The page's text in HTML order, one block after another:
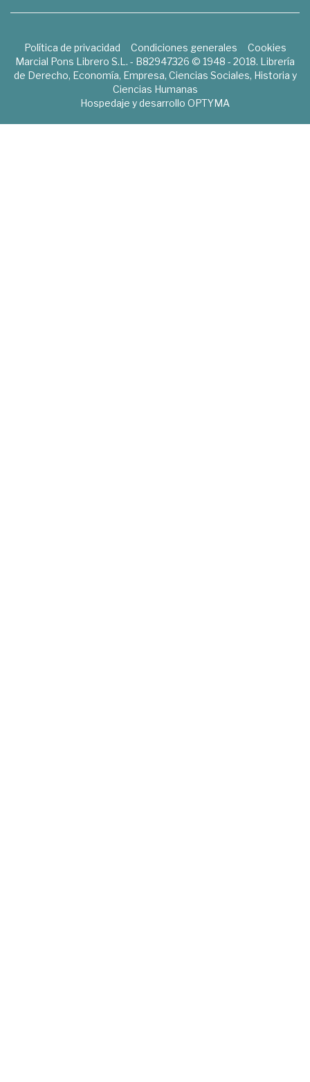
Política de privacidad Condiciones generales
Cookies
Marcial Pons Librero S.L. - B82947326 © 1948 - 2018. Librería
de Derecho, Economía, Empresa, Ciencias Sociales, Historia y
Ciencias Humanas
Hospedaje y desarrollo OPTYMA